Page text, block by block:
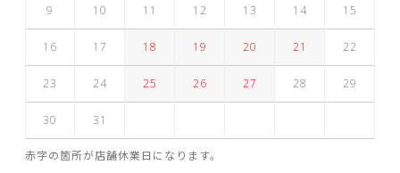
9 10 11 12 13 14 15
16 17 18 19 20 21 22
23 24 25 26 27 28 29
30 31
赤字の箇所が店舗休業日になります。